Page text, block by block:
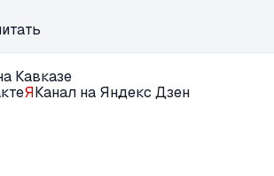
Кавказе
ЯКанал на Яндекс Дзен